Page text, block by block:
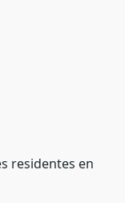
residentes en